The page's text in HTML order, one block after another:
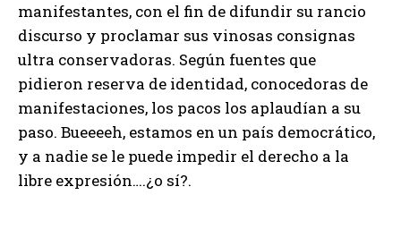
manifestantes, con el fin de difundir su rancio
discurso y proclamar sus vinosas consignas
ultra conservadoras. Según fuentes que
pidieron reserva de identidad, conocedoras de
manifestaciones, los pacos los aplaudían a su
paso. Bueeeeh, estamos en un país democrático,
y a nadie se le puede impedir el derecho a la
libre expresión….¿o sí?.